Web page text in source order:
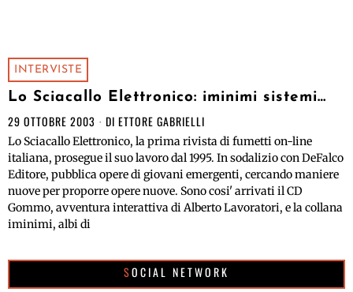
INTERVISTE
Lo Sciacallo Elettronico: iminimi sistemi…
29 OTTOBRE 2003 DI ETTORE GABRIELLI
Lo Sciacallo Elettronico, la prima rivista di fumetti on-line
italiana, prosegue il suo lavoro dal 1995. In sodalizio con DeFalco
Editore, pubblica opere di giovani emergenti, cercando maniere
nuove per proporre opere nuove. Sono cosi' arrivati il CD
Gommo, avventura interattiva di Alberto Lavoratori, e la collana
iminimi, albi di
SOCIAL NETWORK